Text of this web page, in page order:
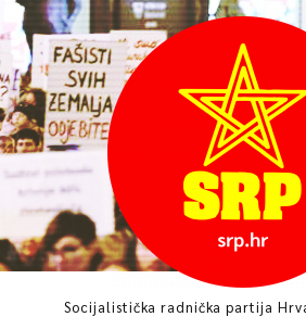
Skip
to
content
Socijalistička radnička partija